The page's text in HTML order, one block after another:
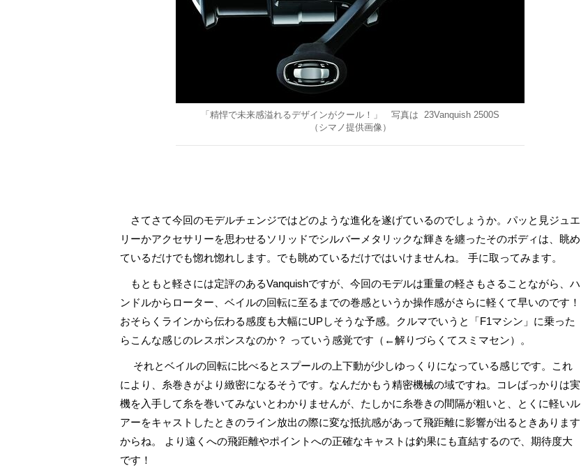
「精悍で未来感溢れるデザインがクール！」 写真は 23Vanquish 2500S
（シマノ提供画像）
さてさて今回のモデルチェンジではどのような進化を遂げているのでしょうか。パッと見ジュエ
リーかアクセサリーを思わせるソリッドでシルバーメタリックな輝きを纏ったそのボディは、眺め
ているだけでも惚れ惚れします。でも眺めているだけではいけませんね。 手に取ってみます。
もともと軽さには定評のあるVanquishですが、今回のモデルは重量の軽さもさることながら、ハ
ンドルからローター、ベイルの回転に至るまでの巻感というか操作感がさらに軽くて早いのです！
おそらくラインから伝わる感度も大幅にUPしそうな予感。クルマでいうと「F1マシン」に乗った
らこんな感じのレスポンスなのか？ っていう感覚です（←解りづらくてスミマセン）。
それとベイルの回転に比べるとスプールの上下動が少しゆっくりになっている感じです。これ
により、糸巻きがより緻密になるそうです。なんだかもう精密機械の域ですね。コレばっかりは実
機を入手して糸を巻いてみないとわかりませんが、たしかに糸巻きの間隔が粗いと、とくに軽いル
アーをキャストしたときのライン放出の際に変な抵抗感があって飛距離に影響が出るときあります
からね。 より遠くへの飛距離やポイントへの正確なキャストは釣果にも直結するので、期待度大
です！